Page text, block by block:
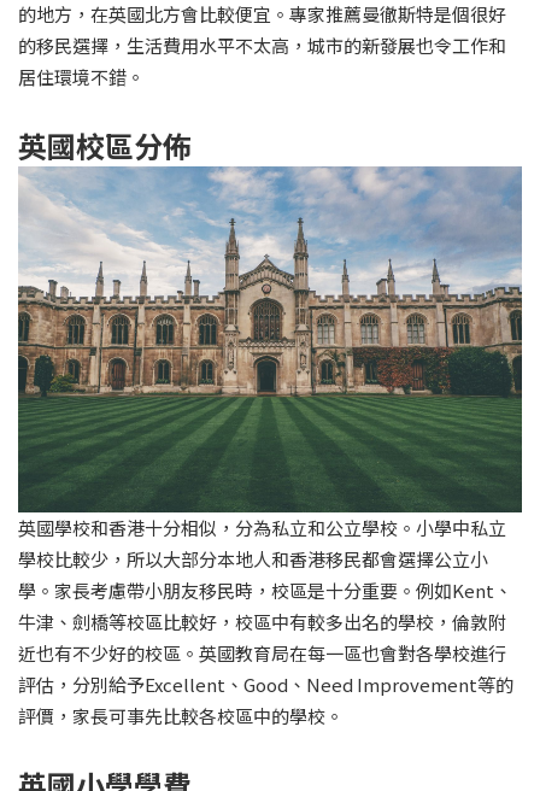
的地方，在英國北方會比較便宜。專家推薦曼徹斯特是個很好
的移民選擇，生活費用水平不太高，城市的新發展也令工作和
居住環境不錯。
英國校區分佈
英國學校和香港十分相似，分為私立和公立學校。小學中私立
學校比較少，所以大部分本地人和香港移民都會選擇公立小
學。家長考慮帶小朋友移民時，校區是十分重要。例如Kent、
牛津、劍橋等校區比較好，校區中有較多出名的學校，倫敦附
近也有不少好的校區。英國教育局在每一區也會對各學校進行
評估，分別給予Excellent、Good、Need Improvement等的
評價，家長可事先比較各校區中的學校。